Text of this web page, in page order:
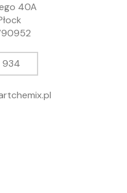
40A
934